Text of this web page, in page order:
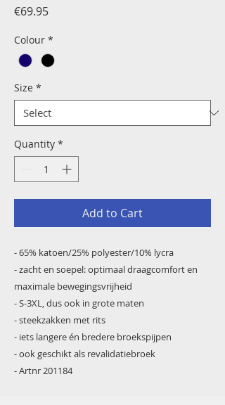
€69.95Price
Colour *
Size *
Quantity *
Add to Cart
- 65% katoen/25% polyester/10% lycra
- zacht en soepel: optimaal draagcomfort en
maximale bewegingsvrijheid
- S-3XL, dus ook in grote maten
- steekzakken met rits
- iets langere én bredere broekspijpen
- ook geschikt als revalidatiebroek
- Artnr 201184